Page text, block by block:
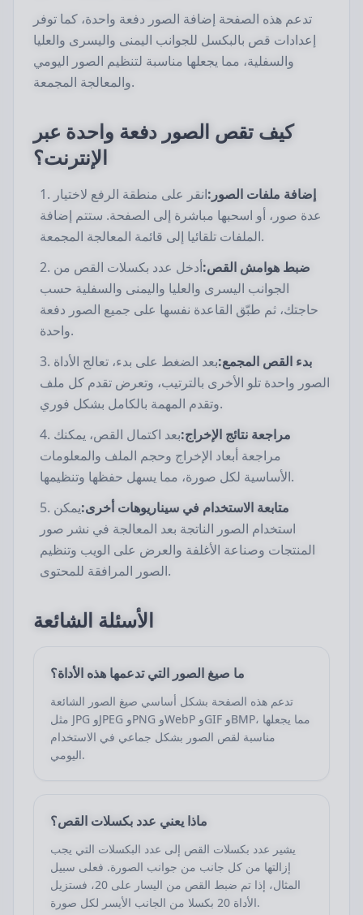
تدعم هذه الصفحة إضافة الصور دفعة واحدة، كما توفر
إعدادات قص بالبكسل للجوانب اليمنى واليسرى والعليا
والسفلية، مما يجعلها مناسبة لتنظيم الصور اليومي
والمعالجة المجمعة.
كيف تقص الصور دفعة واحدة عبر
الإنترنت؟
إضافة ملفات الصور:انقر على منطقة الرفع لاختيار
عدة صور، أو اسحبها مباشرة إلى الصفحة. ستتم إضافة
الملفات تلقائيا إلى قائمة المعالجة المجمعة.
ضبط هوامش القص:أدخل عدد بكسلات القص من
الجوانب اليسرى والعليا واليمنى والسفلية حسب
حاجتك، ثم طبّق القاعدة نفسها على جميع الصور دفعة
واحدة.
بدء القص المجمع:بعد الضغط على بدء، تعالج الأداة
الصور واحدة تلو الأخرى بالترتيب، وتعرض تقدم كل ملف
وتقدم المهمة بالكامل بشكل فوري.
مراجعة نتائج الإخراج:بعد اكتمال القص، يمكنك
مراجعة أبعاد الإخراج وحجم الملف والمعلومات
الأساسية لكل صورة، مما يسهل حفظها وتنظيمها.
متابعة الاستخدام في سيناريوهات أخرى:يمكن
استخدام الصور الناتجة بعد المعالجة في نشر صور
المنتجات وصناعة الأغلفة والعرض على الويب وتنظيم
الصور المرافقة للمحتوى.
الأسئلة الشائعة
ما صيغ الصور التي تدعمها هذه الأداة؟
تدعم هذه الصفحة بشكل أساسي صيغ الصور الشائعة
مثل JPG وJPEG وPNG وWebP وGIF وBMP، مما يجعلها
مناسبة لقص الصور بشكل جماعي في الاستخدام
اليومي.
ماذا يعني عدد بكسلات القص؟
يشير عدد بكسلات القص إلى عدد البكسلات التي يجب
إزالتها من كل جانب من جوانب الصورة. فعلى سبيل
المثال، إذا تم ضبط القص من اليسار على 20، فستزيل
الأداة 20 بكسلا من الجانب الأيسر لكل صورة.